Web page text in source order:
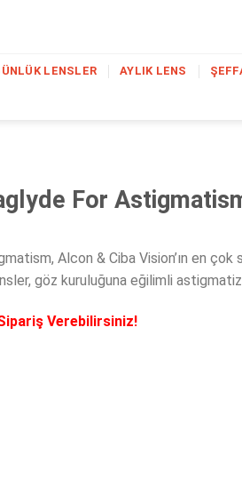
LENSLER AYLIK LENS
For
Alcon & Ciba Vision’ın en çok
göz kuruluğuna eğilimli
Verebilirsiniz!